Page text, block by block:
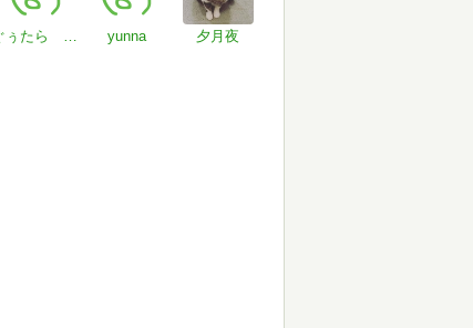
ぐぅたら ぴぃ yunna 夕月夜